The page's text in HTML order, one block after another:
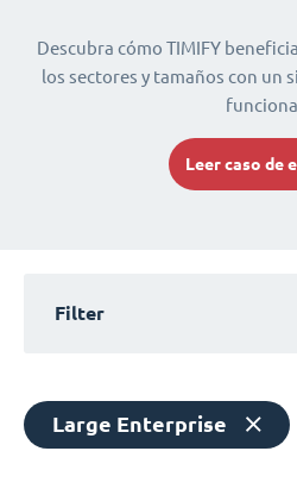
Descubra cómo TIMIFY
los sectores y tamaños con un
Leer caso de
Filter
Large Enterprise